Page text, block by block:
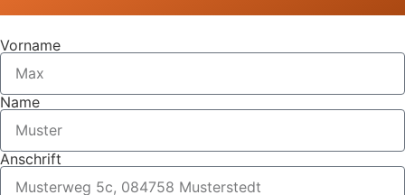
Vorname
Name
Anschrift